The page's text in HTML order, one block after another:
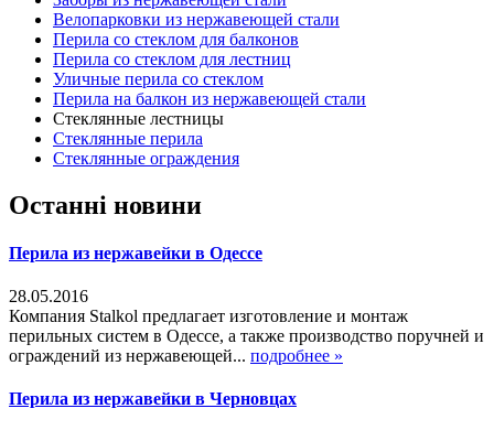
Велопарковки из нержавеющей стали
Перила со стеклом для балконов
Перила со стеклом для лестниц
Уличные перила со стеклом
Перила на балкон из нержавеющей стали
Стеклянные лестницы
Стеклянные перила
Стеклянные ограждения
Останні новини
Перила из нержавейки в Одессе
28.05.2016
Компания Stalkol предлагает изготовление и монтаж
перильных систем в Одессе, а также производство поручней и
ограждений из нержавеющей... подробнее »
Перила из нержавейки в Черновцах